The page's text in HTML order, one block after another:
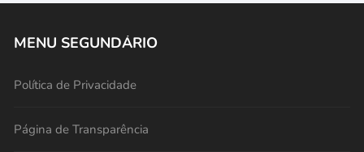
MENU SEGUNDÁRIO
Política de Privacidade
Página de Transparência